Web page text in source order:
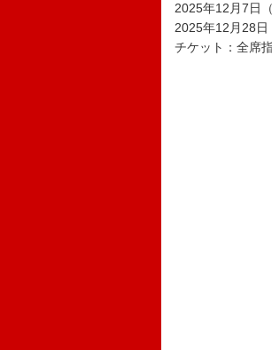
2025年12月7日
2025年12月28日
チケット：全席